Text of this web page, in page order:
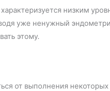
низким
уже ненужный
этому.
от выполнения